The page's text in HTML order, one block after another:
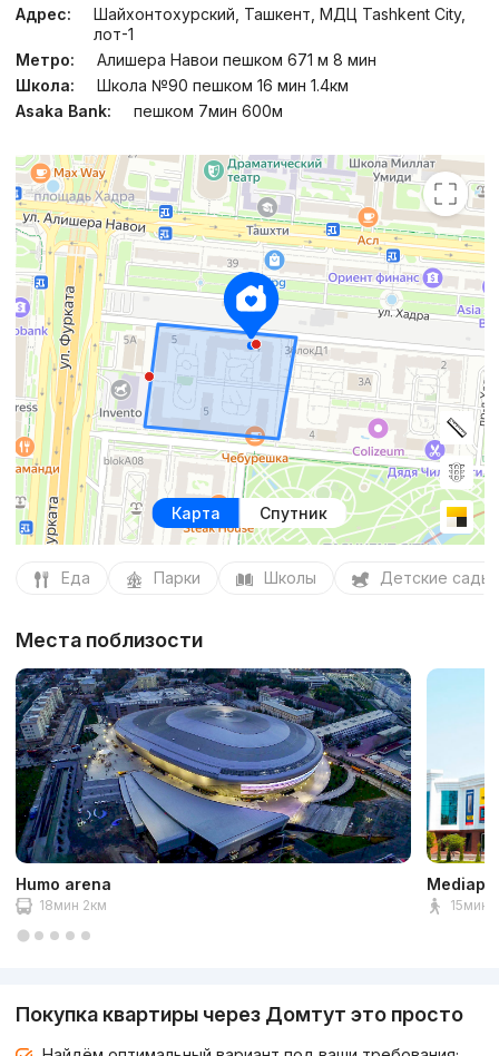
Адрес:
Шайхонтохурский, Ташкент, МДЦ Tashkent City,
лот-1
Метро:
Алишера Навои пешком 671 м 8 мин
Школа:
Школа №90 пешком 16 мин 1.4км
Asaka Bank:
пешком 7мин 600м
Карта Спутник
Еда Парки Школы Детские сады
Места поблизости
Humo arena
18мин 2км 15мин
Покупка квартиры через Домтут это просто